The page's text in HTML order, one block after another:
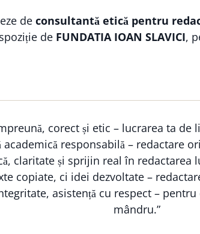
de consultantă etică pentru
de FUNDATIA IOAN SLAVICI,
corect și etic – lucrarea ta de
academică responsabilă – redactare
claritate și sprijin real în redactarea
copiate, ci idei dezvoltate –
asistență cu respect –
mândru.”